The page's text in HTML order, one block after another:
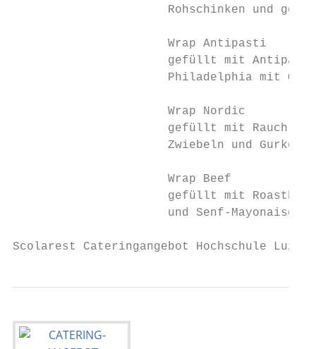
Rohschinken und
Wrap Antipasti
gefüllt mit
Philadelphia mit
Wrap Nordic
gefüllt mit
Zwiebeln und Gurken
                      Wrap Beef
gefüllt mit
                      und Senf-Mayonaise
Scolarest Cateringangebot Hochschule